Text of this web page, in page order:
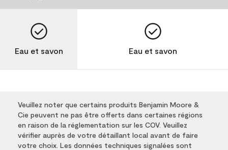
Eau et savon Eau et savon
Veuillez noter que certains produits Benjamin Moore &
Cie peuvent ne pas être offerts dans certaines régions
en raison de la réglementation sur les COV. Veuillez
vérifier auprès de votre détaillant local avant de faire
votre choix. Les données techniques signalées sont